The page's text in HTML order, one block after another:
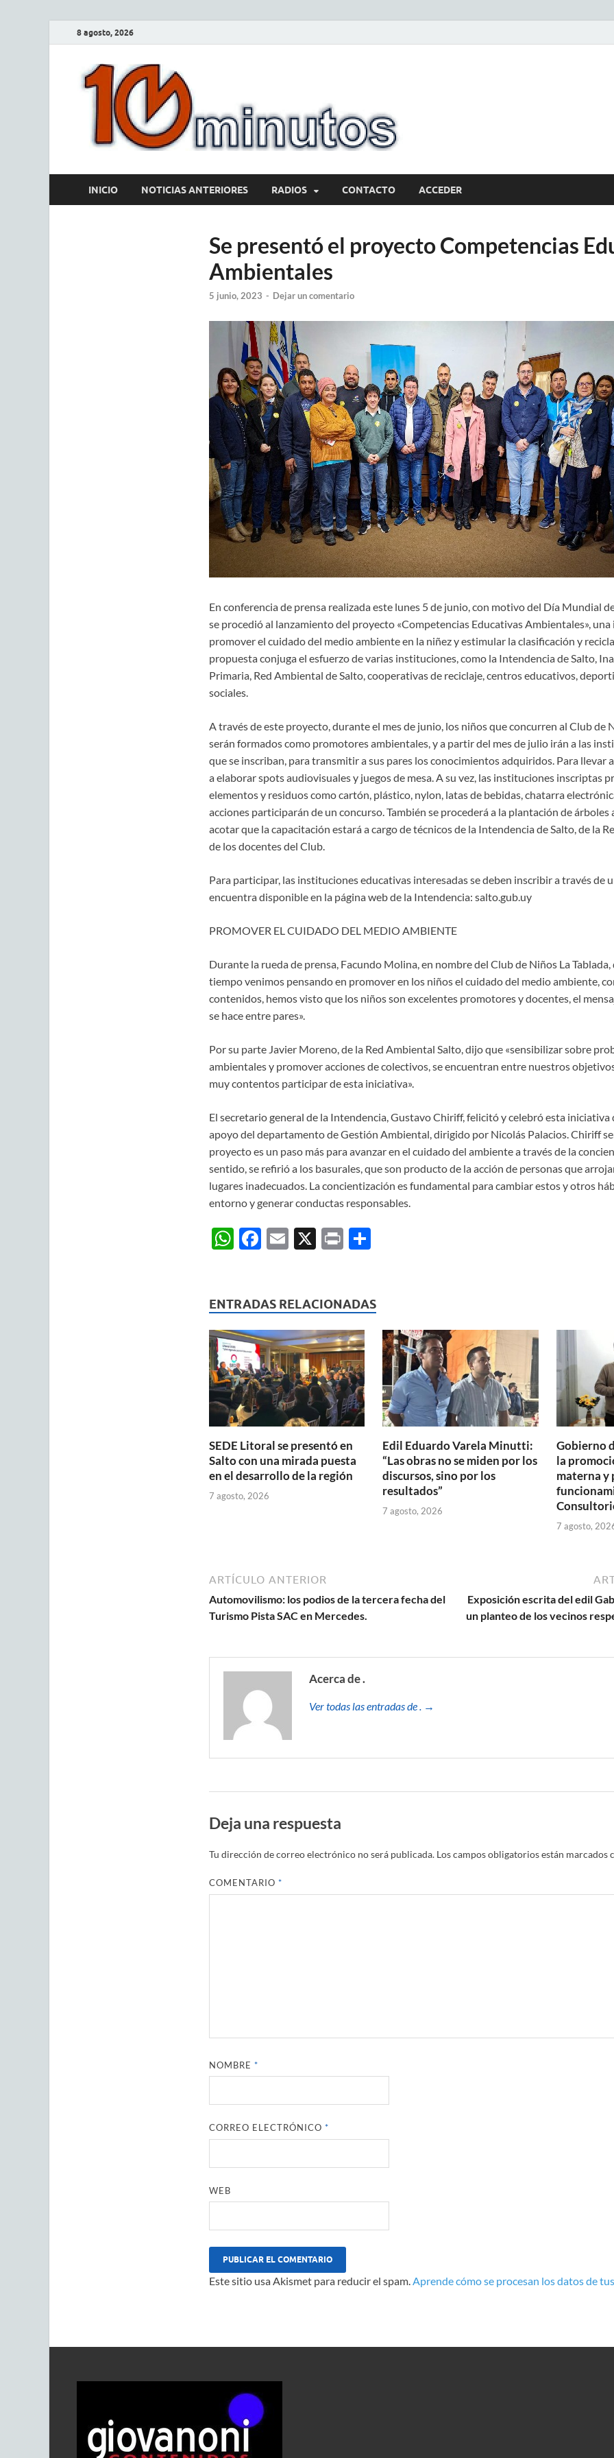
8 agosto, 2026
INICIO NOTICIAS ANTERIORES RADIOS CONTACTO ACCEDER
Se presentó el proyecto Competencias
Ambientales
5 junio, 2023 - Dejar un comentario
En conferencia de prensa realizada este lunes 5 de junio, con motivo del Día Mundial
se procedió al lanzamiento del proyecto «Competencias Educativas Ambientales»,
promover el cuidado del medio ambiente en la niñez y estimular la clasificación y
propuesta conjuga el esfuerzo de varias instituciones, como la Intendencia de Salto,
Primaria, Red Ambiental de Salto, cooperativas de reciclaje, centros educativos,
sociales.
A través de este proyecto, durante el mes de junio, los niños que concurren al Club de
serán formados como promotores ambientales, y a partir del mes de julio irán a las
que se inscriban, para transmitir a sus pares los conocimientos adquiridos. Para llevar
a elaborar spots audiovisuales y juegos de mesa. A su vez, las instituciones inscriptas
elementos y residuos como cartón, plástico, nylon, latas de bebidas, chatarra
acciones participarán de un concurso. También se procederá a la plantación de árboles
acotar que la capacitación estará a cargo de técnicos de la Intendencia de Salto, de la
de los docentes del Club.
Para participar, las instituciones educativas interesadas se deben inscribir a través de
encuentra disponible en la página web de la Intendencia: salto.gub.uy
PROMOVER EL CUIDADO DEL MEDIO AMBIENTE
Durante la rueda de prensa, Facundo Molina, en nombre del Club de Niños La Tablada,
tiempo venimos pensando en promover en los niños el cuidado del medio ambiente,
contenidos, hemos visto que los niños son excelentes promotores y docentes, el
se hace entre pares».
Por su parte Javier Moreno, de la Red Ambiental Salto, dijo que «sensibilizar sobre
ambientales y promover acciones de colectivos, se encuentran entre nuestros
muy contentos participar de esta iniciativa».
El secretario general de la Intendencia, Gustavo Chiriff, felicitó y celebró esta iniciativa
apoyo del departamento de Gestión Ambiental, dirigido por Nicolás Palacios. Chiriff
proyecto es un paso más para avanzar en el cuidado del ambiente a través de la
sentido, se refirió a los basurales, que son producto de la acción de personas que
lugares inadecuados. La concientización es fundamental para cambiar estos y otros
entorno y generar conductas responsables.
W
s
A
p
p
F
b
o
o
k
E X P C
p
ar
ti
ENTRADAS RELACIONADAS
SEDE Litoral se presentó en
Salto con una mirada puesta
en el desarrollo de la región
7 agosto, 2026
Edil Eduardo Varela Minutti:
“Las obras no se miden por los
discursos, sino por los
resultados”
7 agosto, 2026
Gobierno
la
materna y
7 agosto,
ARTÍCULO ANTERIOR
Automovilismo: los podios de la tercera fecha del
Turismo Pista SAC en Mercedes.
Exposición escrita del edil
un planteo de los vecinos
Acerca de .
Ver todas las entradas de . →
Deja una respuesta
Tu dirección de correo electrónico no será publicada. Los campos obligatorios están marcados
COMENTARIO *
NOMBRE *
CORREO ELECTRÓNICO *
WEB
Este sitio usa Akismet para reducir el spam.Aprende cómo se procesan los datos de